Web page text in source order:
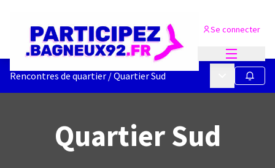
Se connecter
Rencontres de quartier /Quartier Sud Menu Suivre
Quartier Sud